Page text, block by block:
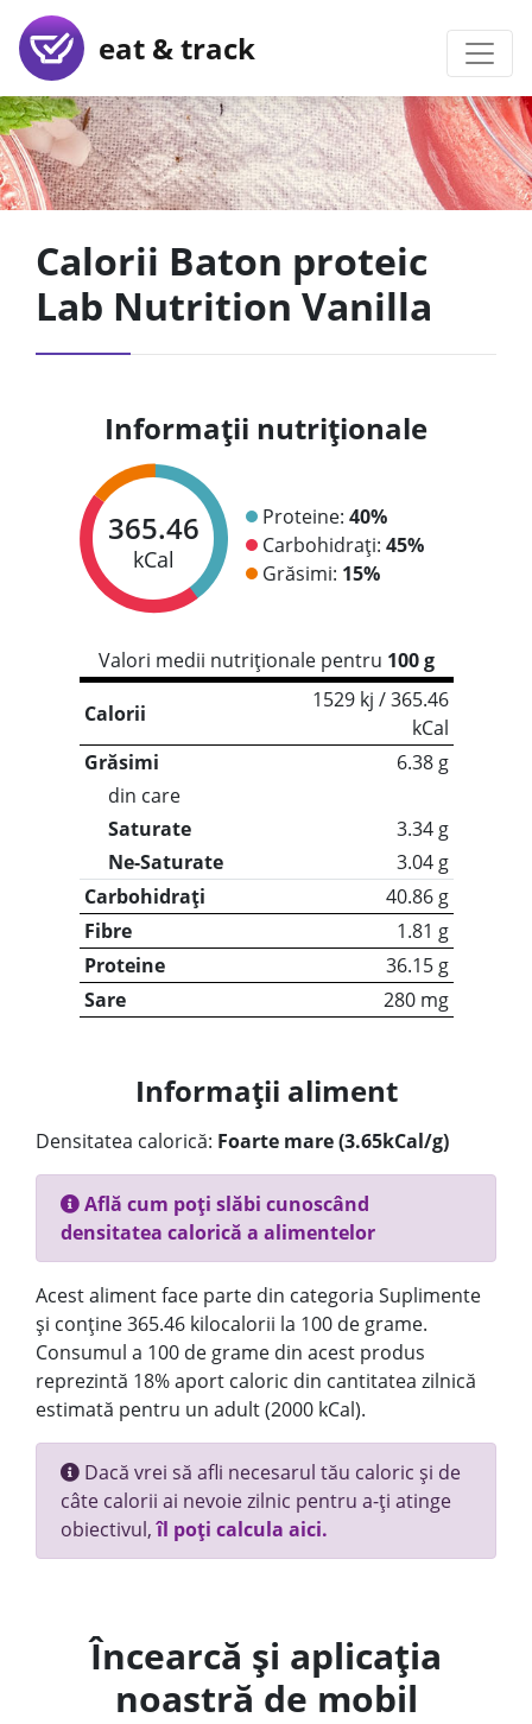
eat & track
Calorii Baton proteic
Lab Nutrition Vanilla
Informații nutriționale
365.46
kCal
Proteine: 40%
Carbohidrați: 45%
Grăsimi: 15%
Valori medii nutriționale pentru 100 g
Calorii
1529 kj / 365.46
kCal
Grăsimi
6.38 g
din care
Saturate
3.34 g
Ne-Saturate
3.04 g
Carbohidrați
40.86 g
Fibre
1.81 g
Proteine
36.15 g
Sare
280 mg
Informații aliment
Densitatea calorică: Foarte mare (3.65kCal/g)
Află cum poți slăbi cunoscând
densitatea calorică a alimentelor
Acest aliment face parte din categoria Suplimente
și conține 365.46 kilocalorii la 100 de grame.
Consumul a 100 de grame din acest produs
reprezintă 18% aport caloric din cantitatea zilnică
estimată pentru un adult (2000 kCal).
Dacă vrei să afli necesarul tău caloric și de
câte calorii ai nevoie zilnic pentru a-ți atinge
obiectivul,îl poți calcula aici.
Încearcă și aplicația
noastră de mobil